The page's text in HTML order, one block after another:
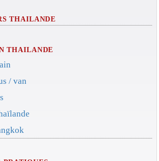
THAILANDE
THAILANDE
/ van